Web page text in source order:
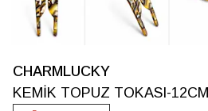
CHARMLUCKY
KEMİK TOPUZ TOKASI-12CM